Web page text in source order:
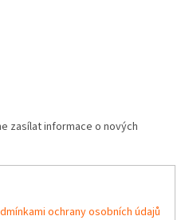
zasílat informace o nových
ochrany osobních údajů